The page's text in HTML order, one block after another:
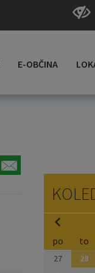
E-OBČINA
po
to
27 28